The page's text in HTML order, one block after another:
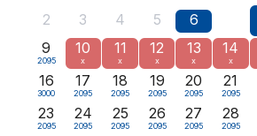
2
3 4 5 6
9
2095
10
x
11
x
12
x
13
x
14
x
16
3000
17
2095
18
2095
19
2095
20
2095
21
2095
23
2095
24
2095
25
2095
26
2095
27
2095
28
2095